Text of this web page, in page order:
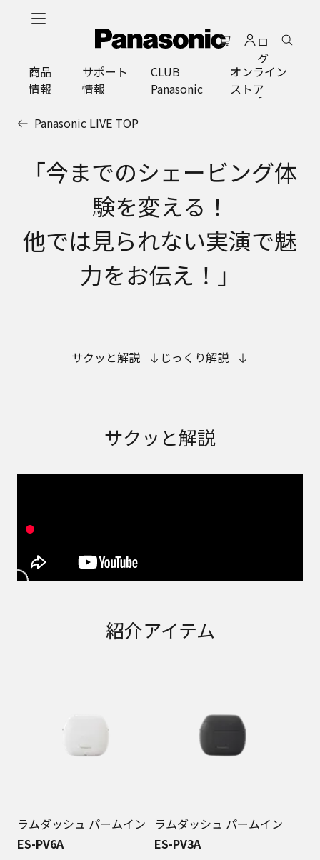
ロ
グ
イ
ン
商品
情報
サポート
情報
CLUB
Panasonic
オンライン
ストア
Panasonic LIVE TOP
「今までのシェービング体
験を変える！
他では見られない実演で魅
力をお伝え！」
サクッと解説 じっくり解説
サクッと解説
紹介アイテム
ラムダッシュ パームイン
ES-PV6A
ラムダッシュ パームイン
ES-PV3A